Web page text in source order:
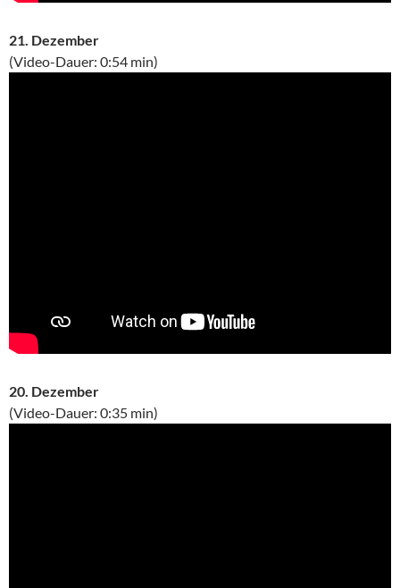
21. Dezember
(Video-Dauer: 0:54 min)
20. Dezember
(Video-Dauer: 0:35 min)